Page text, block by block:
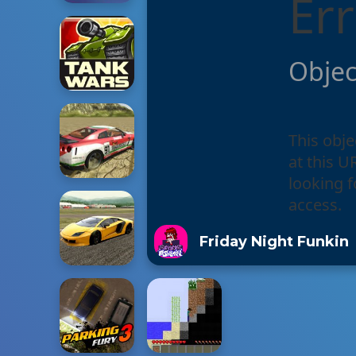
Friday Night Funkin